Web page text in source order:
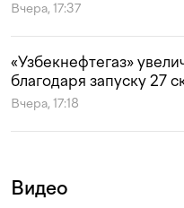
Вчера, 17:37
«Узбекнефтегаз»
благодаря запуску 27
Вчера, 17:18
Видео